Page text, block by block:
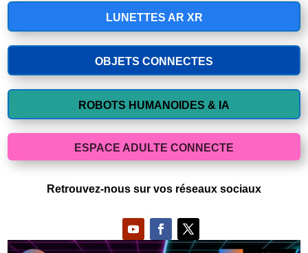
LUNETTES AR XR
OBJETS CONNECTES
ROBOTS HUMANOIDES & IA
ESPACE ADULTE CONNECTE
Retrouvez-nous sur vos réseaux sociaux